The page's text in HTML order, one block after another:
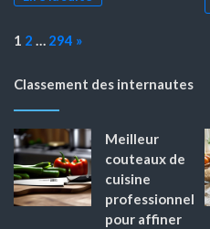
Page:
1 2 … 294 Next
»
Classement des internautes
Meilleur
couteaux de
cuisine
professionnel
pour affiner